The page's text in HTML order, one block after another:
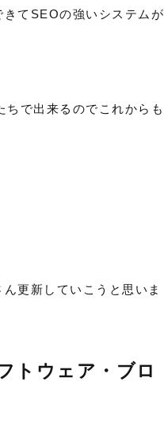
てSEOの強いシステムが
で出来るのでこれからも
更新していこうと思いま
トウェア・ブロ